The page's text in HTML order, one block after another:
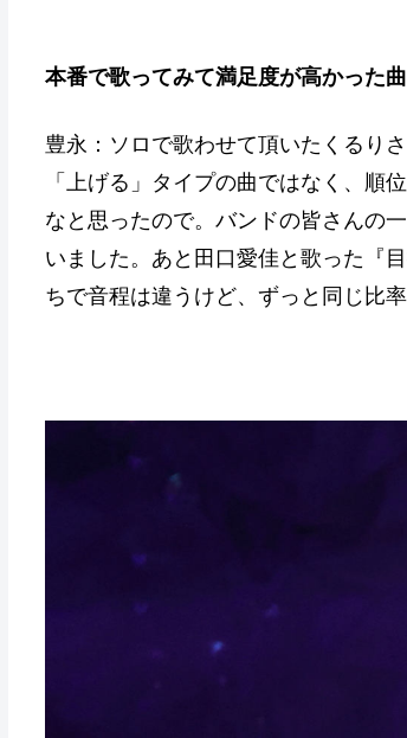
本番で歌ってみて満足度が高かった
豊永：ソロで歌わせて頂いたくるり
「上げる」タイプの曲ではなく、順
なと思ったので。バンドの皆さんの
いました。あと田口愛佳と歌った『
ちで音程は違うけど、ずっと同じ比